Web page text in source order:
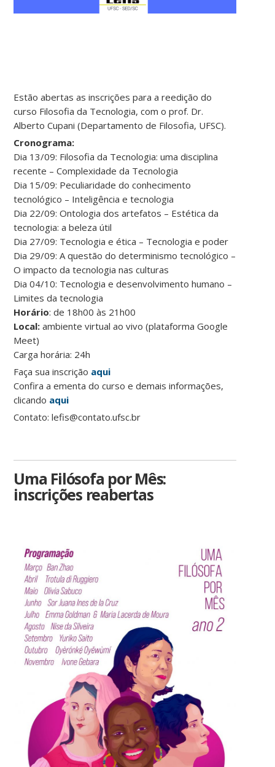
Estão abertas as inscrições para a reedição do
curso Filosofia da Tecnologia, com o prof. Dr.
Alberto Cupani (Departamento de Filosofia, UFSC).
Cronograma:
Dia 13/09: Filosofia da Tecnologia: uma disciplina
recente – Complexidade da Tecnologia
Dia 15/09: Peculiaridade do conhecimento
tecnológico – Inteligência e tecnologia
Dia 22/09: Ontologia dos artefatos – Estética da
tecnologia: a beleza útil
Dia 27/09: Tecnologia e ética – Tecnologia e poder
Dia 29/09: A questão do determinismo tecnológico –
O impacto da tecnologia nas culturas
Dia 04/10: Tecnologia e desenvolvimento humano –
Limites da tecnologia
Horário: de 18h00 às 21h00
Local: ambiente virtual ao vivo (plataforma Google
Meet)
Carga horária: 24h
Faça sua inscrição aqui
Confira a ementa do curso e demais informações,
clicando aqui
Contato: lefis@contato.ufsc.br
Uma Filósofa por Mês:
inscrições reabertas